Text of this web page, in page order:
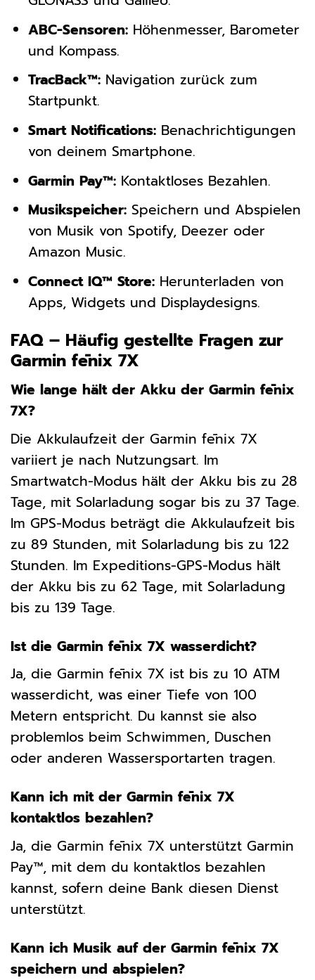
ABC-Sensoren:Höhenmesser, Barometer
und Kompass.
TracBack™:Navigation zurück zum
Startpunkt.
Smart Notifications:Benachrichtigungen
von deinem Smartphone.
Garmin Pay™:Kontaktloses Bezahlen.
Musikspeicher:Speichern und Abspielen
von Musik von Spotify, Deezer oder
Amazon Music.
Connect IQ™ Store:Herunterladen von
Apps, Widgets und Displaydesigns.
FAQ – Häufig gestellte Fragen zur
Garmin fēnix 7X
Wie lange hält der Akku der Garmin fēnix
7X?
Die Akkulaufzeit der Garmin fēnix 7X
variiert je nach Nutzungsart. Im
Smartwatch-Modus hält der Akku bis zu 28
Tage, mit Solarladung sogar bis zu 37 Tage.
Im GPS-Modus beträgt die Akkulaufzeit bis
zu 89 Stunden, mit Solarladung bis zu 122
Stunden. Im Expeditions-GPS-Modus hält
der Akku bis zu 62 Tage, mit Solarladung
bis zu 139 Tage.
Ist die Garmin fēnix 7X wasserdicht?
Ja, die Garmin fēnix 7X ist bis zu 10 ATM
wasserdicht, was einer Tiefe von 100
Metern entspricht. Du kannst sie also
problemlos beim Schwimmen, Duschen
oder anderen Wassersportarten tragen.
Kann ich mit der Garmin fēnix 7X
kontaktlos bezahlen?
Ja, die Garmin fēnix 7X unterstützt Garmin
Pay™, mit dem du kontaktlos bezahlen
kannst, sofern deine Bank diesen Dienst
unterstützt.
Kann ich Musik auf der Garmin fēnix 7X
speichern und abspielen?